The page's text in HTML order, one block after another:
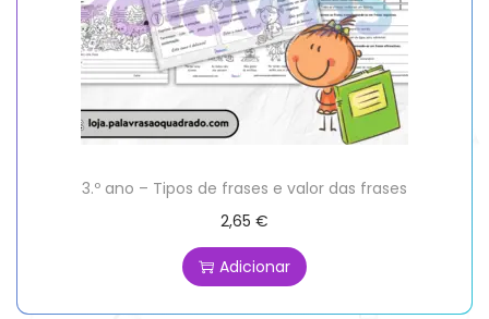
3.º ano – Tipos de frases e valor das frases
2,65 €
Adicionar